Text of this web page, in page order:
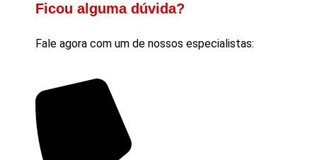
Ficou alguma dúvida?
Fale agora com um de nossos especialistas: